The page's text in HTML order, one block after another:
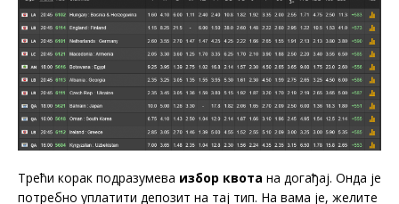
Трећи корак подразумева избор квота на догађај. Онда је
потребно уплатити депозит на тај тип. На вама је, желите